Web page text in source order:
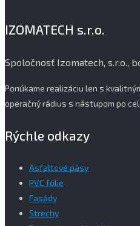
IZOMATECH s.r.o.
Spoločnosť Izomatech, s.r.o.,
Ponúkame realizáciu len s
operačný rádius s nástupom po
Rýchle odkazy
Asfaltové pásy
PVC fólie
Fasády
Strechy